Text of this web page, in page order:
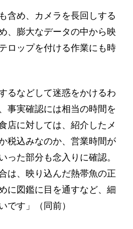
含め、カメラを長回しする
、膨大なデータの中から映
ロップを付ける作業にも時
るなどして迷惑をかけるわ
事実確認には相当の時間を
店に対しては、紹介したメ
税込みなのか、営業時間が
った部分も念入りに確認。
は、映り込んだ熱帯魚の正
に図鑑に目を通すなど、細
です」（同前）